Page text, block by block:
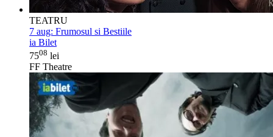
TEATRU
7 aug: Frumosul si Bestiile
ia Bilet
7508 lei
FF Theatre